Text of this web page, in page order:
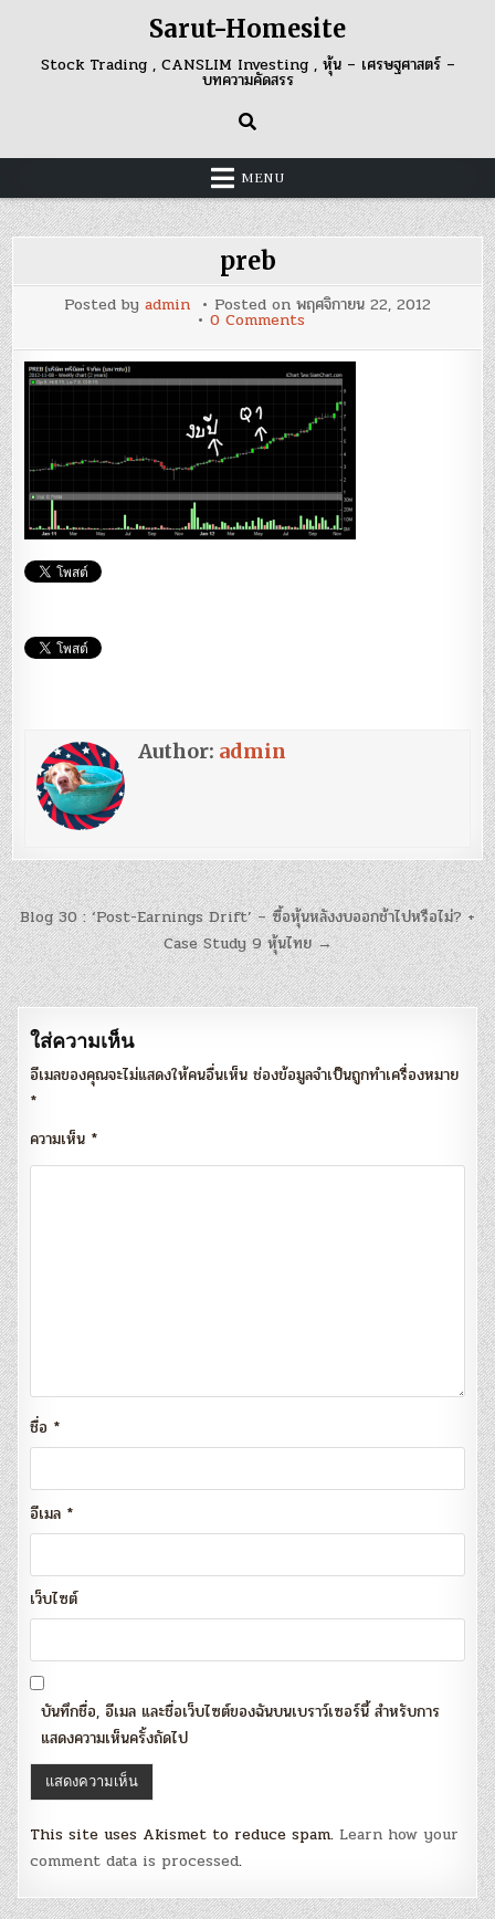
content
Sarut-Homesite
Stock Trading , CANSLIM Investing , หุ้น – เศรษฐศาสตร์ –
บทความคัดสรร
MENU
preb
Posted by admin Posted on พฤศจิกายน 22, 2012
0 Commentson
Author: admin
แนะแนว
เรื่อง
Blog 30 : ‘Post-Earnings Drift’ – ซื้อหุ้นหลังงบออกช้าไปหรือไม่? +
Case Study 9 หุ้นไทย →
ใส่ความเห็น
อีเมลของคุณจะไม่แสดงให้คนอื่นเห็น ช่องข้อมูลจำเป็นถูกทำเครื่องหมาย
*
ความเห็น *
ชื่อ *
อีเมล *
เว็บไซต์
บันทึกชื่อ, อีเมล และชื่อเว็บไซต์ของฉันบนเบราว์เซอร์นี้ สำหรับการ
แสดงความเห็นครั้งถัดไป
This site uses Akismet to reduce spam. Learn how your
comment data is processed.